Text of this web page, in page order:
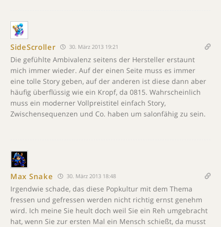
SideScroller 30. März 2013 19:21
Die gefühlte Ambivalenz seitens der Hersteller erstaunt
mich immer wieder. Auf der einen Seite muss es immer
eine tolle Story geben, auf der anderen ist diese dann aber
häufig überflüssig wie ein Kropf, da 0815. Wahrscheinlich
muss ein moderner Vollpreistitel einfach Story,
Zwischensequenzen und Co. haben um salonfähig zu sein.
Max Snake 30. März 2013 18:48
Irgendwie schade, das diese Popkultur mit dem Thema
fressen und gefressen werden nicht richtig ernst genehm
wird. Ich meine Sie heult doch weil Sie ein Reh umgebracht
hat, wenn Sie zur ersten Mal ein Mensch schießt, da musst